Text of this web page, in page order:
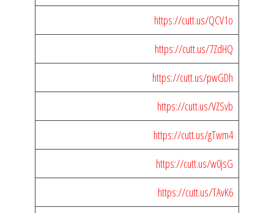
https://cutt.us/QCV1o
https://cutt.us/7ZdHQ
https://cutt.us/pwGDh
https://cutt.us/VZSvb
https://cutt.us/gTwm4
https://cutt.us/w0jsG
https://cutt.us/TAvK6